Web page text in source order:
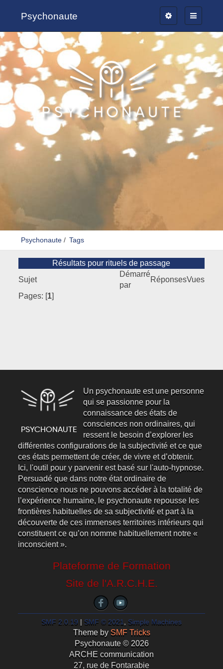
Psychonaute
Psychonaute/ Tags
Résultats pour rituels de passage
Sujet
Démarré
par
RéponsesVues
Pages: [1]
Un psychonaute est une personne
qui se passionne pour la
connaissance des états de
consciences non ordinaires, qui
ressent le besoin d’explorer les
différentes configurations de la subjectivité et ce que
ces états permettent de créer, de vivre et d’obtenir.
Ici, l'outil pour y parvenir est basé sur l'auto-hypnose.
Persuadé que dans notre état ordinaire de
conscience nous ne pouvons accéder à la totalité de
l’expérience humaine, le psychonaute repousse les
frontières habituelles de sa subjectivité et part à la
découverte de ces immenses territoires intérieurs qui
constituent ce qu’on nomme habituellement notre «
inconscient ».
Plateforme de Formation
Site de l'A.R.C.H.E.
SMF 2.0.19 SMF © 2021, Simple Machines
Theme by SMF Tricks
Psychonaute © 2026
ARCHE communication
27, rue de Fontarabie